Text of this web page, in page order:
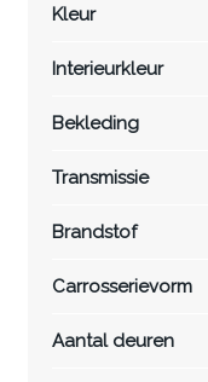
Kleur
Interieurkleur
Bekleding
Transmissie
Brandstof
Carrosserievorm
Aantal deuren